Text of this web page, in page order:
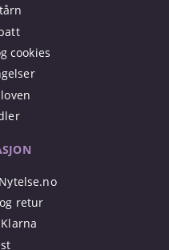
cookies
retur